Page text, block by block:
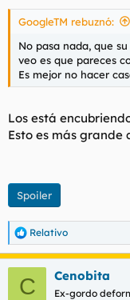
GoogleTM rebuznó:
No pasa nada, que
veo es que pareces
Es mejor no hacer
Los está
Esto es más grande
Spoiler
R
e
a
Relativo
C Cenobita
Ex-gordo